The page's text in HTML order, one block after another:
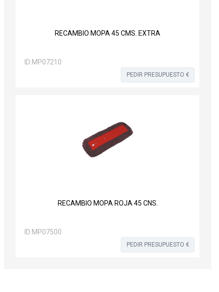
RECAMBIO MOPA 45 CMS. EXTRA
ID:MP07210
PEDIR PRESUPUESTO €
RECAMBIO MOPA ROJA 45 CNS.
ID:MP07500
PEDIR PRESUPUESTO €